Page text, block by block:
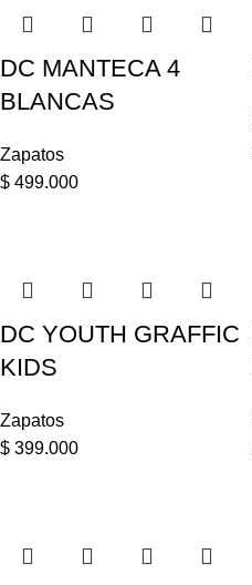
DC MANTECA 4
BLANCAS
Zapatos
$ 499.000
DC YOUTH GRAFFIC
KIDS
Zapatos
$ 399.000